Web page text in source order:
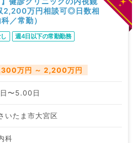
2,200万円相談可◎日数相
／常勤）
週4日以下の常勤勤務
万円 ～ 2,200万円
〜5.00日
いたま市大宮区
科